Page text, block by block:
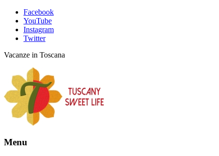
Facebook
YouTube
Instagram
Twitter
Vacanze in Toscana
Menu